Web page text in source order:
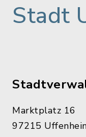
Stadt
Marktplatz 16
97215